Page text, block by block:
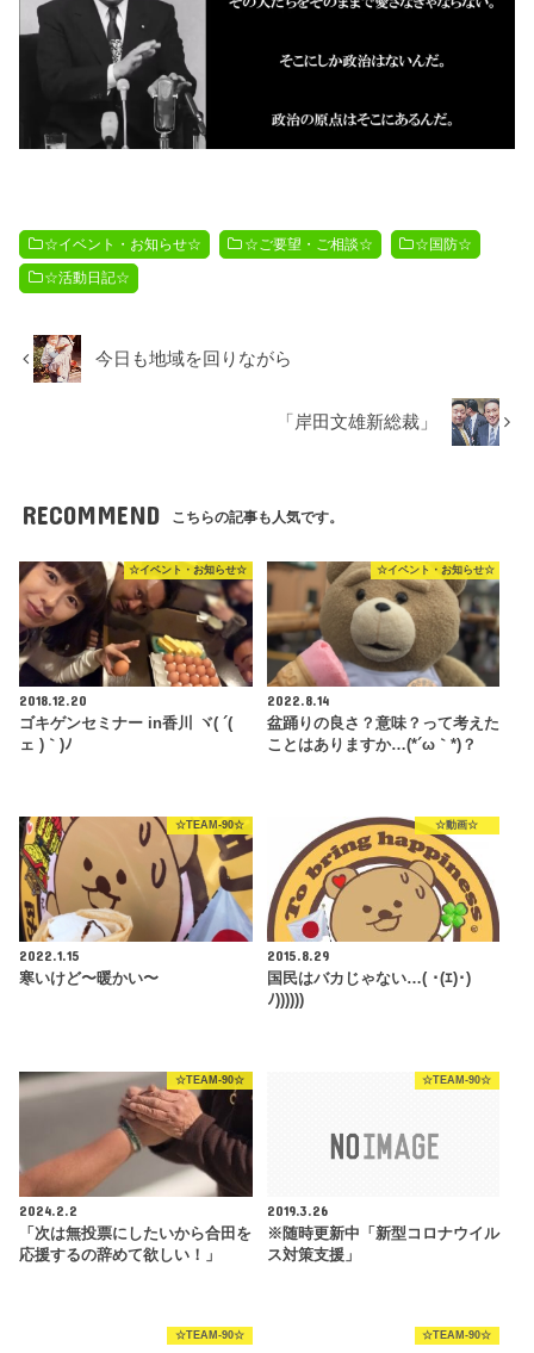
☆イベント・お知らせ☆ ☆ご要望・ご相談☆ ☆国防☆
☆活動日記☆
今日も地域を回りながら
「岸田文雄新総裁」
RECOMMEND こちらの記事も人気です。
☆イベント・お知らせ☆
2018.12.20
ゴキゲンセミナー in香川 ヾ( ´(
ェ )｀)ﾉ
☆イベント・お知らせ☆
2022.8.14
盆踊りの良さ？意味？って考えた
ことはありますか…(*´ω｀*)？
☆TEAM-90☆
2022.1.15
寒いけど〜暖かい〜
☆動画☆
2015.8.29
国民はバカじゃない…( ･(ｴ)･)
ﾉ))))))
☆TEAM-90☆
2024.2.2
「次は無投票にしたいから合田を
応援するの辞めて欲しい！」
☆TEAM-90☆
2019.3.26
※随時更新中「新型コロナウイル
ス対策支援」
☆TEAM-90☆ ☆TEAM-90☆